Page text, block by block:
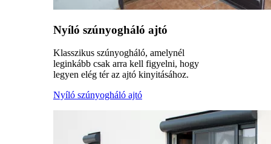
Nyíló szúnyogháló ajtó
Klasszikus szúnyogháló, amelynél
leginkább csak arra kell figyelni, hogy
legyen elég tér az ajtó kinyitásához.
Nyíló szúnyogháló ajtó